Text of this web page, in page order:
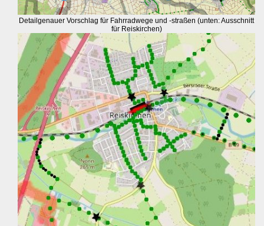
Detailgenauer Vorschlag für Fahrradwege und -straßen (unten: Ausschnitt
für Reiskirchen)